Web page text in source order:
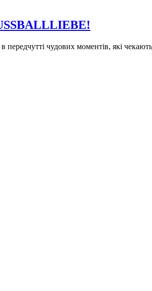
чудових моментів, які